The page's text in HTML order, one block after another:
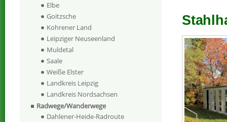
Elbe
Goitzsche
Kohrener Land
Leipziger Neuseenland
Muldetal
Saale
Weiße Elster
Landkreis Leipzig
Landkreis Nordsachsen
Radwege/Wanderwege
Dahlener-Heide-Radroute